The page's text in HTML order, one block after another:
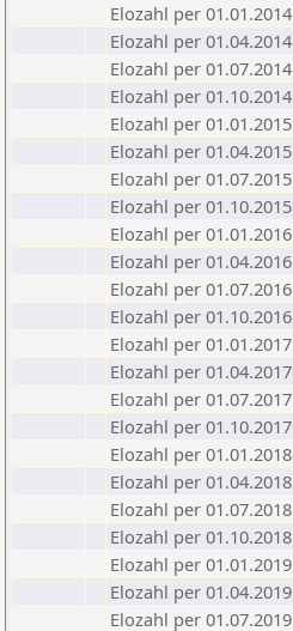
Elozahl per 01.01.2014
Elozahl per 01.04.2014
Elozahl per 01.07.2014
Elozahl per 01.10.2014
Elozahl per 01.01.2015
Elozahl per 01.04.2015
Elozahl per 01.07.2015
Elozahl per 01.10.2015
Elozahl per 01.01.2016
Elozahl per 01.04.2016
Elozahl per 01.07.2016
Elozahl per 01.10.2016
Elozahl per 01.01.2017
Elozahl per 01.04.2017
Elozahl per 01.07.2017
Elozahl per 01.10.2017
Elozahl per 01.01.2018
Elozahl per 01.04.2018
Elozahl per 01.07.2018
Elozahl per 01.10.2018
Elozahl per 01.01.2019
Elozahl per 01.04.2019
Elozahl per 01.07.2019